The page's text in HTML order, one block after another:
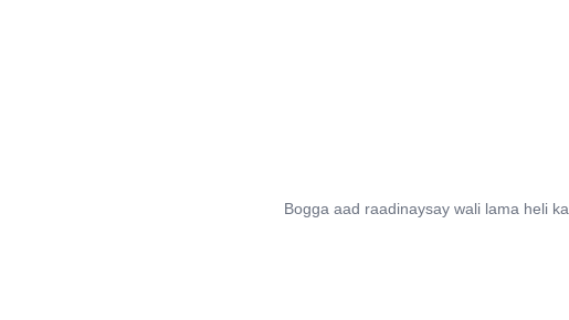
Bogga aad raadinaysay wali lama heli